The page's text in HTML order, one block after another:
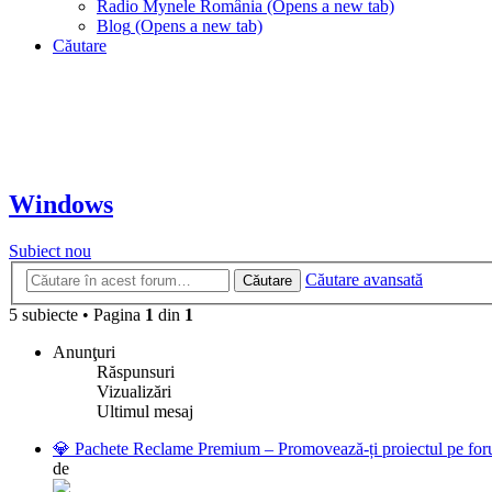
Radio Mynele România (Opens a new tab)
Blog (Opens a new tab)
Căutare
Windows
Subiect nou
Căutare
Căutare avansată
5 subiecte • Pagina 1 din 1
Anunţuri
Răspunsuri
Vizualizări
Ultimul mesaj
💎 Pachete Reclame Premium – Promovează-ți proiectul pe
de